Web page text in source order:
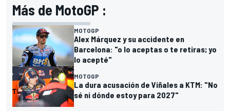
Más de MotoGP :
MOTOGP
Alex Márquez y su accidente en
Barcelona: "o lo aceptas o te retiras; yo
lo acepté"
MOTOGP
La dura acusación de Viñales a KTM: "No
sé ni dónde estoy para 2027"